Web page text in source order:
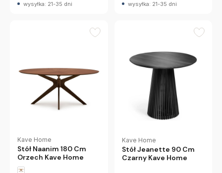
wysyłka: 21-35 dni wysyłka: 21-35 dni
Kave Home
Stół Naanim 180 Cm
Orzech Kave Home
Kave Home
Stół Jeanette 90 Cm
Czarny Kave Home